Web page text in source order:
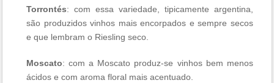
Torrontés: com essa variedade, tipicamente argentina,
são produzidos vinhos mais encorpados e sempre secos
e que lembram o Riesling seco.
Moscato: com a Moscato produz-se vinhos bem menos
ácidos e com aroma floral mais acentuado.